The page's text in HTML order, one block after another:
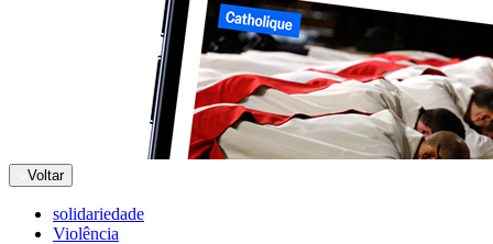
Voltar
solidariedade
Violência